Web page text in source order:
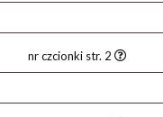
nr czcionki str. 2